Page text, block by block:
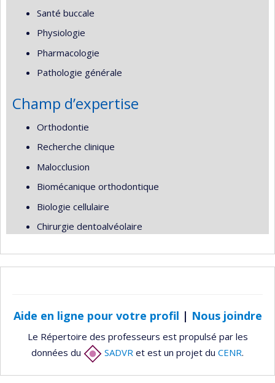
Santé buccale
Physiologie
Pharmacologie
Pathologie générale
Champ d’expertise
Orthodontie
Recherche clinique
Malocclusion
Biomécanique orthodontique
Biologie cellulaire
Chirurgie dentoalvéolaire
Aide en ligne pour votre profil | Nous joindre
Le Répertoire des professeurs est propulsé par les
données du
SADVR et est un projet du CENR.